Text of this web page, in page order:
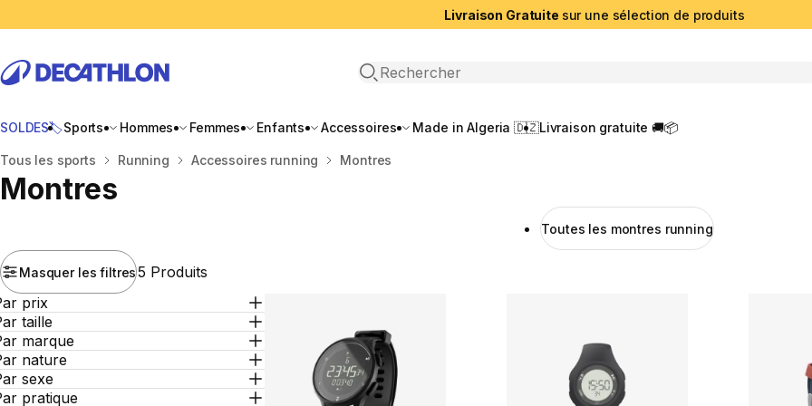
Livraison Gratuite sur une sélection de produits
Recherche ouverte
SOLDES🏷️Sports Hommes Femmes Enfants Accessoires Made in Algeria 🇩🇿Livraison gratuite 🚚📦
Accueil
Tous les sports Running Accessoires running Montres
Montres
Toutes les montres running
Masquer les filtres5 Produits
prix
taille
marque
nature
sexe
pratique